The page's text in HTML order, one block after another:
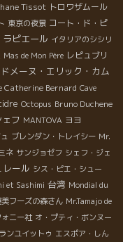
Tissot トロワザムール
東京の夜景 コート・ド・ピ
ラピエール イタリアのシシリ
Mas de Mon Père レピュブリ
ドメーヌ・エリック・カム
Catherine Bernard Cave
Octopus Bruno Duchene
フ MANTOVA ヨヨ
ブレンダン・トレイシー Mr.
ネ サンジョゼフ シェフ・ジェ
レール シス・ピエ・シュー
et Sashimi 台湾 Mondial du
美フーズの森さん Mr.Tamajo de
ニー社 オ・プティ・ボンヌー
ンユイットゥ エスポア・しん